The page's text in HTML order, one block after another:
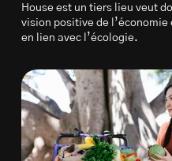
House est un tiers lieu veut
vision positive de l’économie
en lien avec l’écologie.